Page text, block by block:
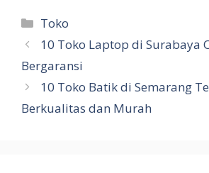
Kategori
Toko
10 Toko Laptop di Surabaya
Bergaransi
10 Toko Batik di Semarang
Berkualitas dan Murah